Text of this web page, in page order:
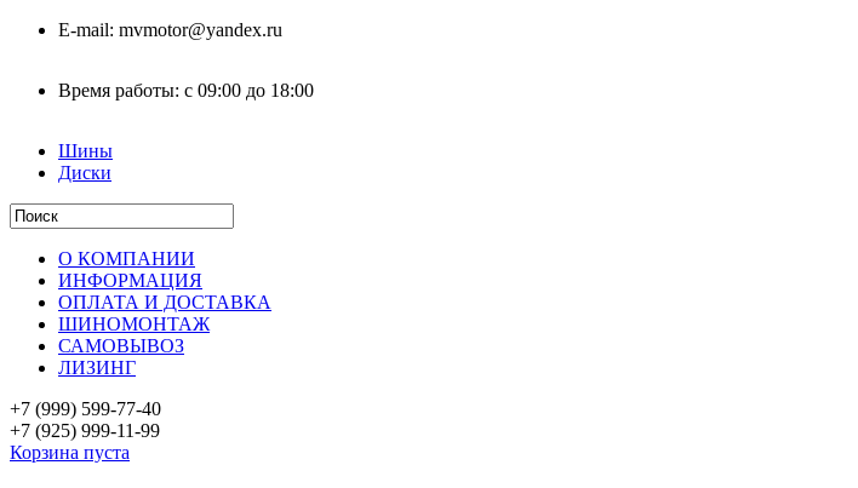
E-mail: mvmotor@yandex.ru
Время работы: с 09:00 до 18:00
Шины
Диски
О КОМПАНИИ
ИНФОРМАЦИЯ
ОПЛАТА И ДОСТАВКА
ШИНОМОНТАЖ
САМОВЫВОЗ
ЛИЗИНГ
+7 (999) 599-77-40
+7 (925) 999-11-99
Корзина пуста